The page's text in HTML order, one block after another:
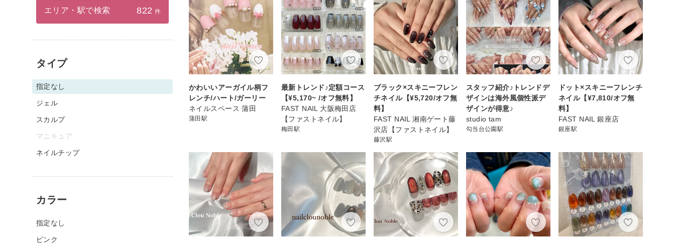
かわいいアーガイル柄フ
レンチ/ハート/ガーリー
ネイルスペース 蒲田
蒲田駅
最新トレンド♪定額コース
【¥5,170~ /オフ無料】
FAST NAIL 大阪梅田店
【ファストネイル】
梅田駅
ブラック×スキニーフレン
チネイル【¥5,720/オフ無
料】
FAST NAIL 湘南ゲート藤
沢店【ファストネイル】
藤沢駅
スタッフ紹介♪トレンドデ
ザインは海外風個性派デ
ザインが得意♪
studio tam
勾当台公園駅
ドット×スキニーフレンチ
ネイル【¥7,810/オフ無
料】
FAST NAIL 銀座店
銀座駅
エリア・駅で検索 822 件
タイプ
指定なし
ジェル
スカルプ
マニキュア
ネイルチップ
カラー
指定なし
ピンク